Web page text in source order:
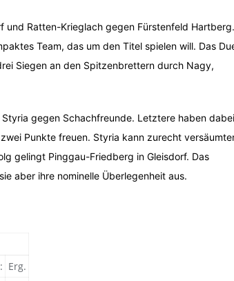
Ratten-Krieglach gegen Fürstenfeld Hartberg.
Team, das um den Titel spielen will. Das
Siegen an den Spitzenbrettern durch Nagy,
gegen Schachfreunde. Letztere haben
Punkte freuen. Styria kann zurecht
gelingt Pinggau-Friedberg in Gleisdorf. Das
aber ihre nominelle Überlegenheit aus.
: Erg.